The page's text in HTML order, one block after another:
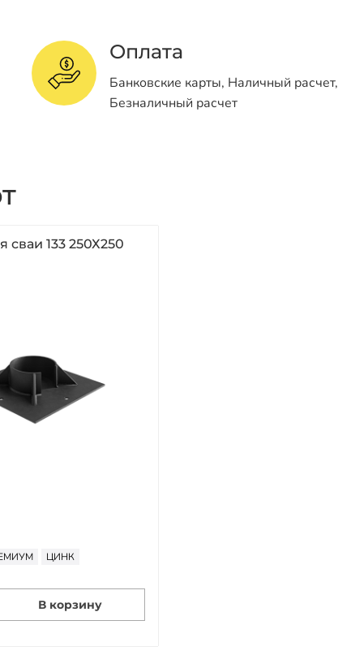
Оплата
Банковские карты, Наличный расчет,
Безналичный расчет
сваи 133 250Х250
ЦИНК
В корзину